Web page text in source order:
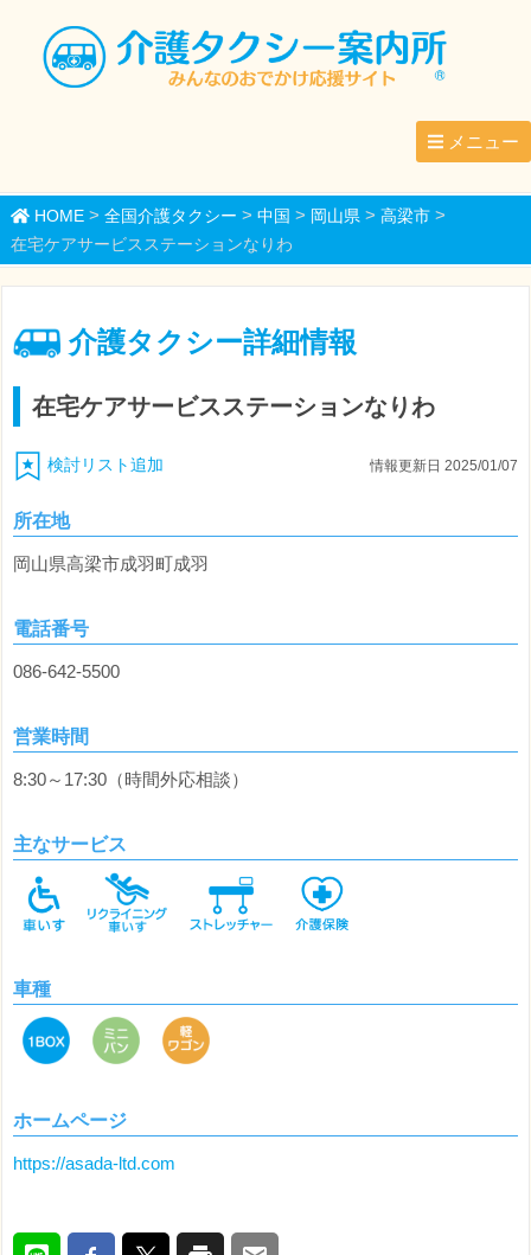
メニュー
HOME> 全国介護タクシー > 中国 > 岡山県> 高梁市>
在宅ケアサービスステーションなりわ
介護タクシー詳細情報
在宅ケアサービスステーションなりわ
検討リスト追加 情報更新日 2025/01/07
所在地
岡山県高梁市成羽町成羽
電話番号
086-642-5500
営業時間
8:30～17:30（時間外応相談）
主なサービス
車種
ホームページ
https://asada-ltd.com